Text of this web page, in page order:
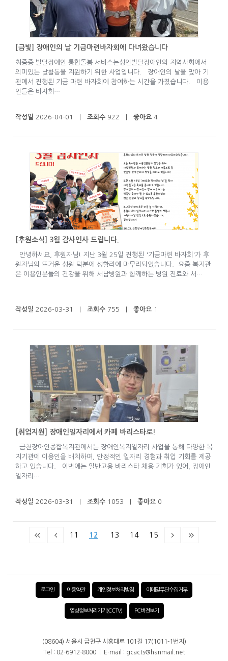
[금빛] 장애인의 날 기금마련바자회에 다녀왔습니다
최중증 발달장애인 통합돌봄 서비스는성인발달장애인의 지역사회에서
의미있는 낮활동을 지원하기 위한 사업입니다. 장애인의 날을 맞아 기
관에서 진행된 기금 마련 바자회에 참여하는 시간을 가졌습니다. 이용
인들은 바자회…
작성일 2026-04-01 | 조회수922 | 좋아요4
[후원소식] 3월 감사인사 드립니다.
안녕하세요, 후원자님! 지난 3월 25일 진행된 '기금마련 바자회'가 후
원자님의 뜨거운 성원 덕분에 성황리에 마무리되었습니다. 요즘 복지관
은 이용인분들의 건강을 위해 서남병원과 함께하는 병원 진료와 서…
작성일 2026-03-31 | 조회수755 | 좋아요1
[취업지원] 장애인일자리에서 카페 바리스타로!
금천장애인종합복지관에서는 장애인복지일자리 사업을 통해 다양한 복
지기관에 이용인을 배치하여, 안정적인 일자리 경험과 취업 기회를 제공
하고 있습니다. 이번에는 일반고용 바리스타 채용 기회가 있어, 장애인
일자리…
작성일 2026-03-31 | 조회수1053 | 좋아요0
11 12 13 14 15
로그인 이용약관 개인정보처리방침 이메일무단수집거부
영상정보처리기기(CCTV) PC버전보기
(08604) 서울시 금천구 시흥대로 101길 17(1011-1번지)
Tel : 02-6912-8000 | E-mail : gcacts@hanmail.net